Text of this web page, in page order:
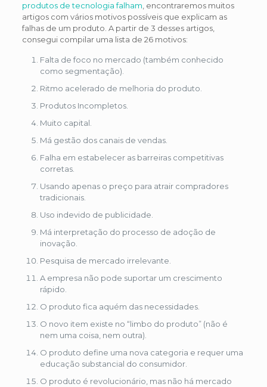
produtos de tecnologia falham , encontraremos muitos
artigos com vários motivos possíveis que explicam as
falhas de um produto. A partir de 3 desses artigos,
consegui compilar uma lista de 26 motivos:
Falta de foco no mercado (também conhecido
como segmentação).
Ritmo acelerado de melhoria do produto.
Produtos Incompletos.
Muito capital.
Má gestão dos canais de vendas.
Falha em estabelecer as barreiras competitivas
corretas.
Usando apenas o preço para atrair compradores
tradicionais.
Uso indevido de publicidade.
Má interpretação do processo de adoção de
inovação.
Pesquisa de mercado irrelevante.
A empresa não pode suportar um crescimento
rápido.
O produto fica aquém das necessidades.
O novo item existe no “limbo do produto” (não é
nem uma coisa, nem outra).
O produto define uma nova categoria e requer uma
educação substancial do consumidor.
O produto é revolucionário, mas não há mercado